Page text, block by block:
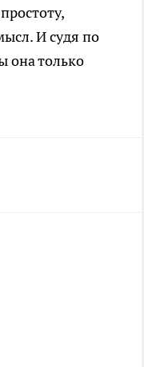
И судя по
она только